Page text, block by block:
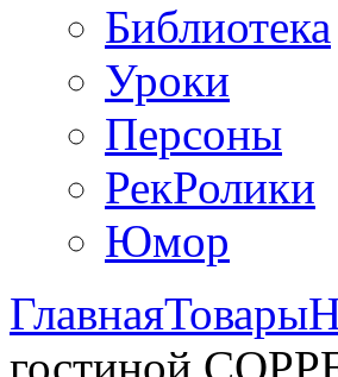
Библиотека
Уроки
Персоны
РекРолики
Юмор
ГлавнаяТовары